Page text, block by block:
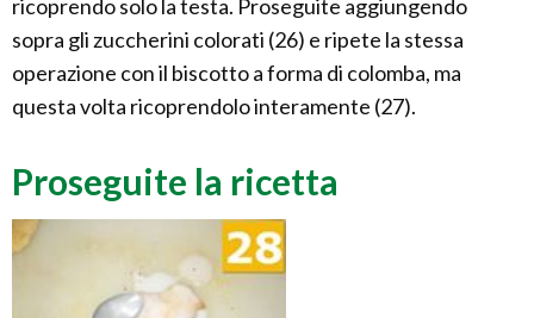
ricoprendo solo la testa. Proseguite aggiungendo
sopra gli zuccherini colorati (26) e ripete la stessa
operazione con il biscotto a forma di colomba, ma
questa volta ricoprendolo interamente (27).
Proseguite la ricetta